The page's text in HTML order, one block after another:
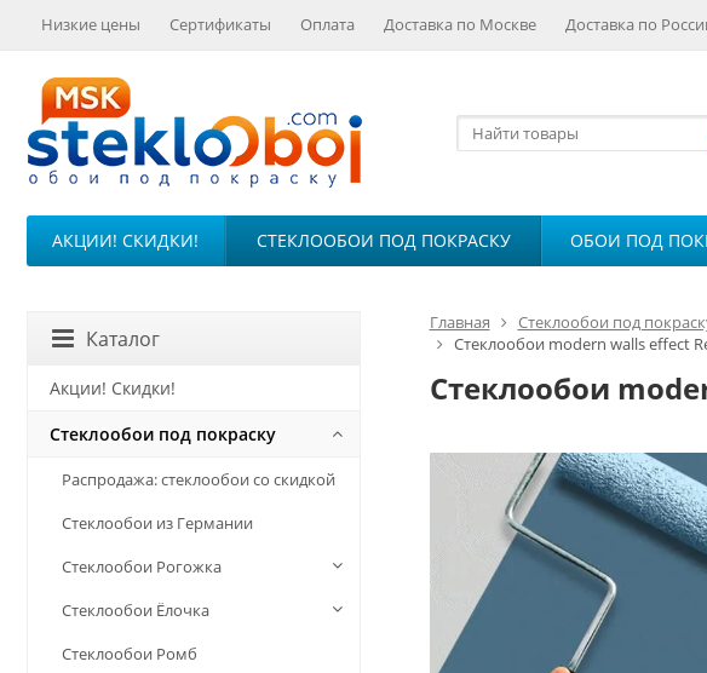
Низкие цены Сертификаты Оплата Доставка по Москве Доставка по
АКЦИИ! СКИДКИ! СТЕКЛООБОИ ПОД ПОКРАСКУ ОБОИ ПОД
Главная Стеклообои под
Стеклообои modern walls effect
Стеклообои
Каталог
Акции! Скидки!
Стеклообои под покраску
Распродажа: стеклообои со скидкой
Стеклообои из Германии
Стеклообои Рогожка
Стеклообои Ёлочка
Стеклообои Ромб